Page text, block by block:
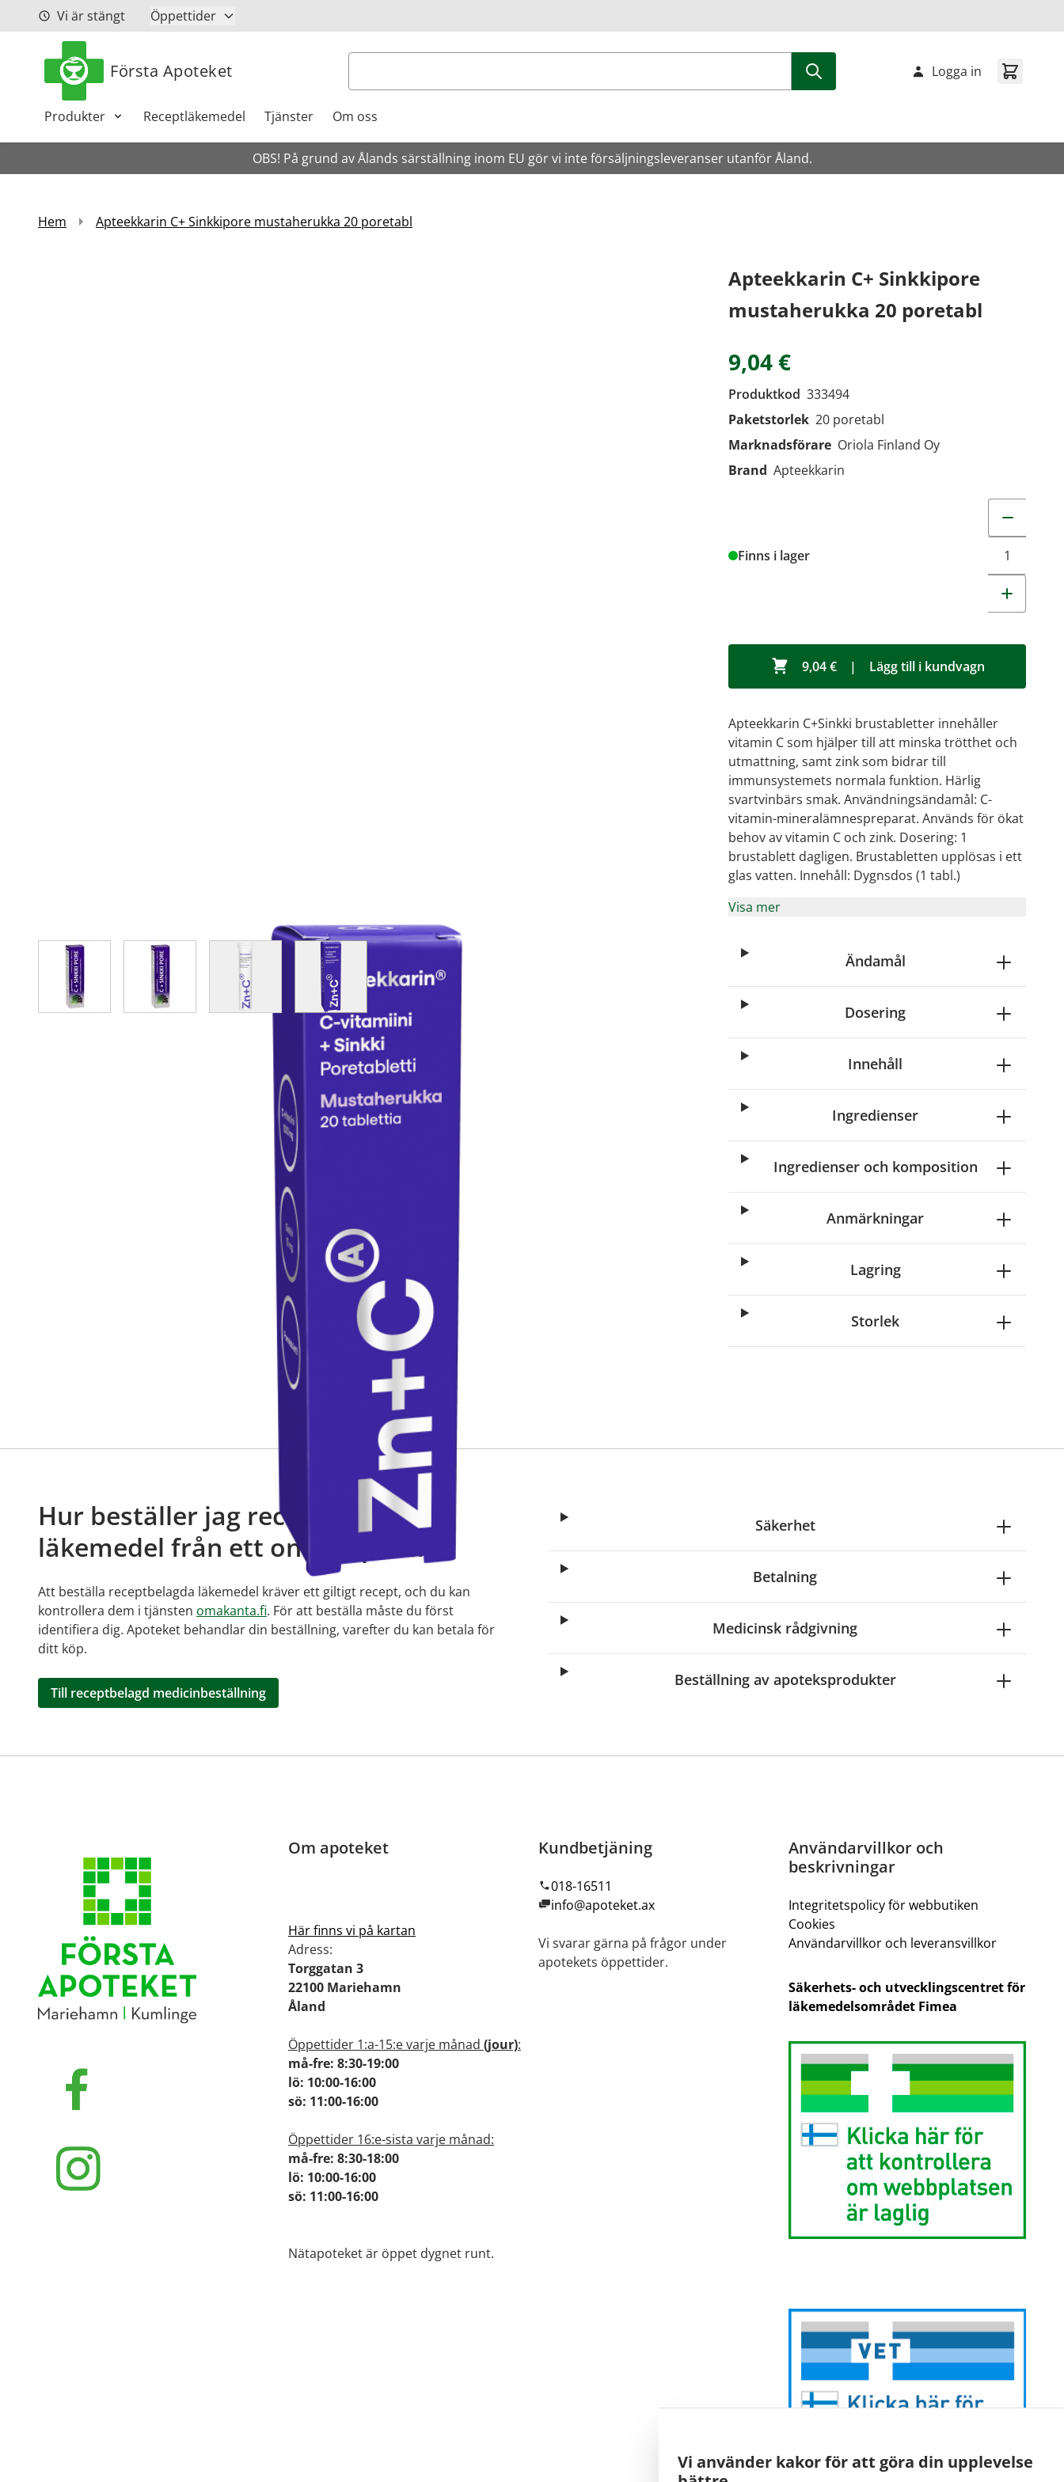
Vi använder kakor för att göra din upplevelse
Hoppa till innehåll
Vi är stängt Öppettider
Första Apoteket Sök
Produkter Receptläkemedel Tjänster Om oss
Logga in
OBS! På grund av Ålands särställning inom EU gör vi inte försäljningsleveranser utanför Åland.
Hem Apteekkarin C+ Sinkkipore mustaherukka 20 poretabl
View larger imageView larger imageView larger imageView larger image
Apteekkarin C+ Sinkkipore
mustaherukka 20 poretabl
9,04 €
Produktkod 333494
Paketstorlek 20 poretabl
Marknadsförare Oriola Finland Oy
Brand Apteekkarin
Finns i lager
9,04 € | Lägg till i kundvagn
Apteekkarin C+Sinkki brustabletter innehåller
vitamin C som hjälper till att minska trötthet och
utmattning, samt zink som bidrar till
immunsystemets normala funktion. Härlig
svartvinbärs smak. Användningsändamål: C-
vitamin-mineralämnespreparat. Används för ökat
behov av vitamin C och zink. Dosering: 1
brustablett dagligen. Brustabletten upplösas i ett
glas vatten. Innehåll: Dygnsdos (1 tabl.)
Visa mer
Ändamål
Dosering
Innehåll
Ingredienser
Ingredienser och komposition
Anmärkningar
Lagring
Storlek
Hur beställer jag receptbelagda
läkemedel från ett onlineapotek?
Att beställa receptbelagda läkemedel kräver ett giltigt recept, och du kan
kontrollera dem i tjänsten omakanta.fi. För att beställa måste du först
identifiera dig. Apoteket behandlar din beställning, varefter du kan betala för
ditt köp.
Till receptbelagd medicinbeställning
Säkerhet
Betalning
Medicinsk rådgivning
Beställning av apoteksprodukter
Om apoteket
Här finns vi på kartan
Adress:
Torggatan 3
22100 Mariehamn
Åland
Öppettider 1:a-15:e varje månad (jour):
må-fre: 8:30-19:00
lö: 10:00-16:00
sö: 11:00-16:00
Öppettider 16:e-sista varje månad:
må-fre: 8:30-18:00
lö: 10:00-16:00
sö: 11:00-16:00
Nätapoteket är öppet dygnet runt.
Kundbetjäning
018-16511
info@apoteket.ax
Vi svarar gärna på frågor under
apotekets öppettider.
Användarvillkor och
beskrivningar
Integritetspolicy för webbutiken
Cookies
Användarvillkor och leveransvillkor
Säkerhets- och utvecklingscentret för
läkemedelsområdet Fimea